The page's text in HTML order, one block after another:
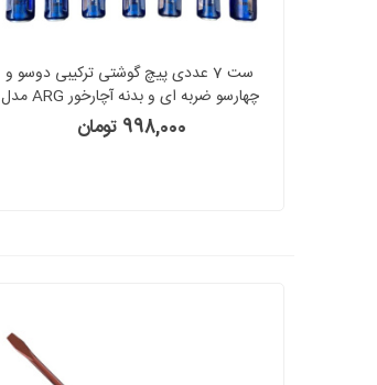
ست 7 عددی پیچ گوشتی ترکیبی دوسو و
چهارسو ضربه ای و بدنه آچارخور ARG مدل
PZX2100
998,000 تومان